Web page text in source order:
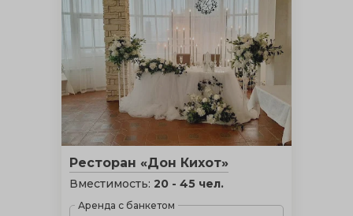
Ресторан «Дон Кихот»
Вместимость: 20 - 45 чел.
Аренда с банкетом